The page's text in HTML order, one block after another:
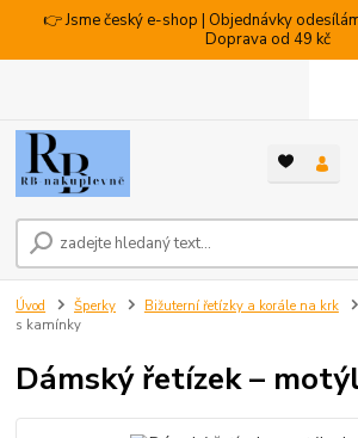
👉 Jsme český e-shop | Objednávky
Doprava od 49 kč
Úvod Šperky Bižuterní řetízky a korále na krk
s kamínky
Dámský řetízek –